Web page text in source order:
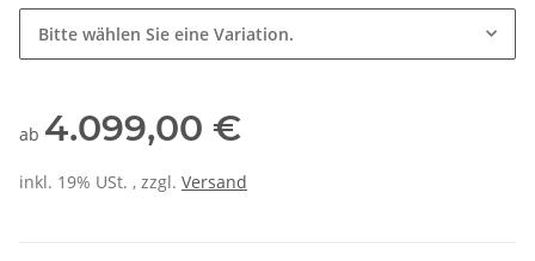
Bitte wählen Sie eine Variation.
ab 4.099,00 €
inkl. 19% USt. , zzgl. Versand